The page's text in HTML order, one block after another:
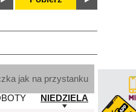
jak na przystanku
NIEDZIELA